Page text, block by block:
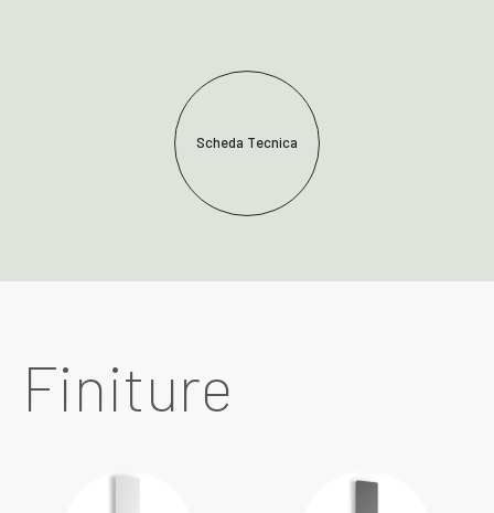
Scheda Tecnica
Finiture